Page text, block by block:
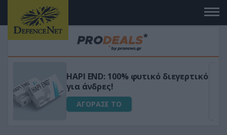
Μεταμόρφωσε τον κήπο σου με το
Ultra Box Μίνι Αλυσοπρίονο με
μπαταρία λιθίου
ΑΓΟΡΑΣΕ ΤΟ